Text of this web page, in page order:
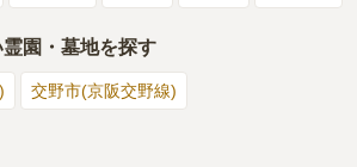
園・墓地を探す
交野市(京阪交野線)